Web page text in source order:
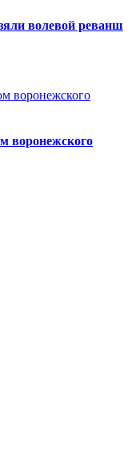
волевой реванш
воронежского